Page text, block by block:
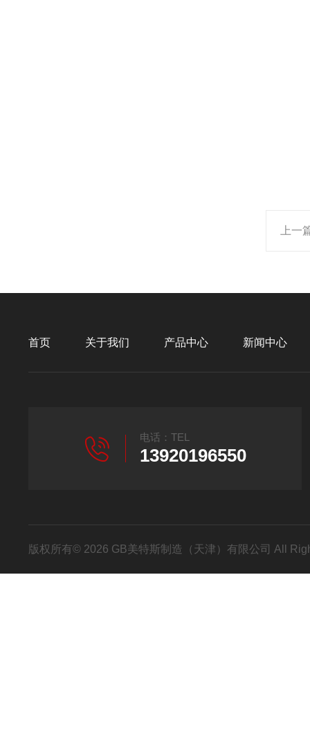
上一
首页 关于我们 产品中心 新闻中心
电话：TEL
13920196550
版权所有© 2026 GB美特斯制造（天津）有限公司 All